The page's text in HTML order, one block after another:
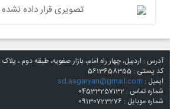
آدرس : اردبیل، چهار راه امام، بازار صفویه، طبقه دوم ، پلاک 19
کد پستی : 5613658355
ایمیل : sd.asgaryan@gmail.com
شماره تماس : 04533257132
شماره موبایل : 09130723276